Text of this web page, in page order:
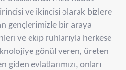
ve ikincisi olarak bizlere
gençlerimizle bir araya
ve ekip ruhlarıyla herkese
gönül veren, üreten
giden evlatlarımızı, onları